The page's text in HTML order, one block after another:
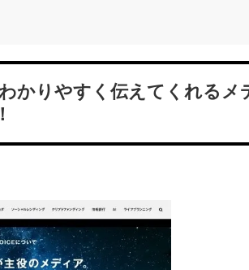
かりやすく伝えてくれるメ